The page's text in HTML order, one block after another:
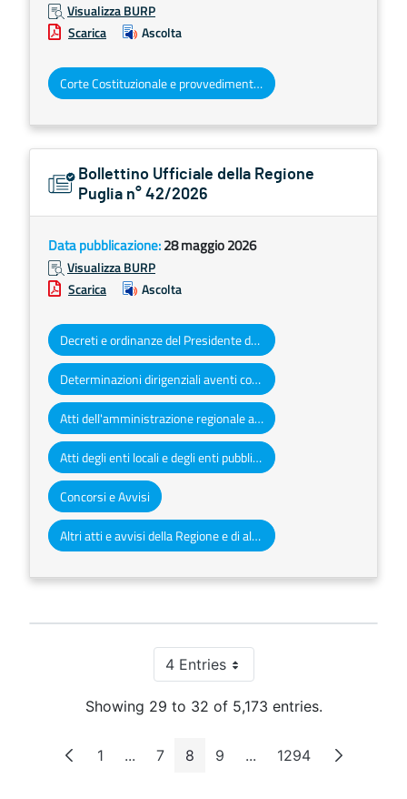
Visualizza BURP
Scarica
Ascolta
Corte Costituzionale e provvedimenti organi giurisdizionali
Bollettino Ufficiale della Regione
Puglia n° 42/2026
Data pubblicazione:28 maggio 2026
Visualizza BURP
Scarica
Ascolta
Decreti e ordinanze del Presidente della Giunta regionale
Determinazioni dirigenziali aventi contenuto di interesse generale
Atti dell'amministrazione regionale ad obbligo di pubblicazione
Atti degli enti locali e degli enti pubblici e privati
Concorsi e Avvisi
Altri atti e avvisi della Regione e di altri enti pubblici che interessano la collettività regionale
4 EntriesPer Page
Showing 29 to 32 of 5,173 entries.
Page
1 ...Intermediate Pages
Page
7 Page
8 Page
9 ...Intermediate Pages
Page
1294